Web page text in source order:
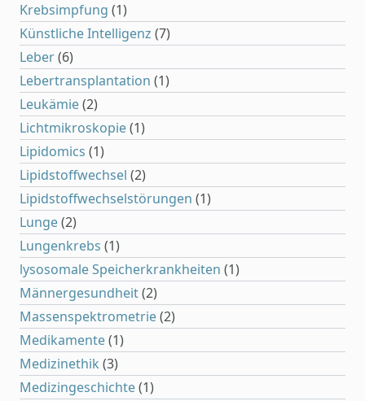
Krebsimpfung (1)
Künstliche Intelligenz (7)
Leber(6)
Lebertransplantation (1)
Leukämie(2)
Lichtmikroskopie(1)
Lipidomics (1)
Lipidstoffwechsel (2)
Lipidstoffwechselstörungen (1)
Lunge(2)
Lungenkrebs (1)
lysosomale Speicherkrankheiten (1)
Männergesundheit(2)
Massenspektrometrie(2)
Medikamente(1)
Medizinethik (3)
Medizingeschichte(1)